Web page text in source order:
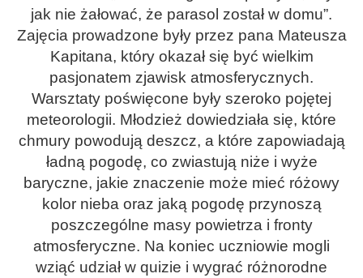
jak nie żałować, że parasol został w domu”.
Zajęcia prowadzone były przez pana Mateusza
Kapitana, który okazał się być wielkim
pasjonatem zjawisk atmosferycznych.
Warsztaty poświęcone były szeroko pojętej
meteorologii. Młodzież dowiedziała się, które
chmury powodują deszcz, a które zapowiadają
ładną pogodę, co zwiastują niże i wyże
baryczne, jakie znaczenie może mieć różowy
kolor nieba oraz jaką pogodę przynoszą
poszczególne masy powietrza i fronty
atmosferyczne. Na koniec uczniowie mogli
wziąć udział w quizie i wygrać różnorodne